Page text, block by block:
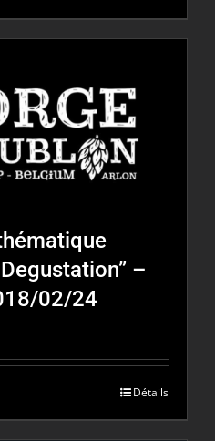
–
02/24
Détails